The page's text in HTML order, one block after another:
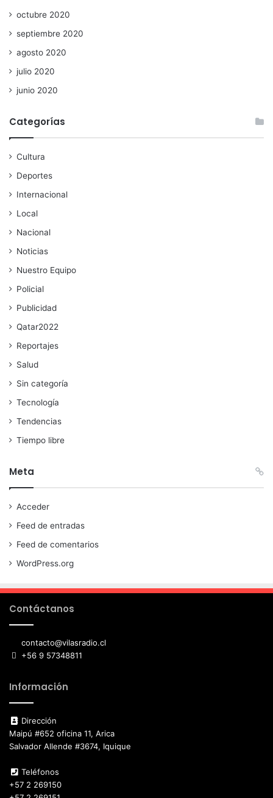
octubre 2020
septiembre 2020
agosto 2020
julio 2020
junio 2020
Categorías
Cultura
Deportes
Internacional
Local
Nacional
Noticias
Nuestro Equipo
Policial
Publicidad
Qatar2022
Reportajes
Salud
Sin categoría
Tecnología
Tendencias
Tiempo libre
Meta
Acceder
Feed de entradas
Feed de comentarios
WordPress.org
Contáctanos
contacto@vilasradio.cl
+56 9 57348811
Información
Dirección
Maipú #652 oficina 11, Arica
Salvador Allende #3674, Iquique
Teléfonos
+57 2 269150